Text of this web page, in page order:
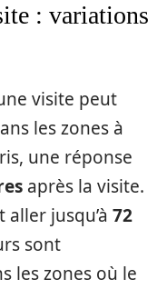
: variations
visite peut
les zones à
une réponse
après la visite.
aller jusqu’à 72
sont
les zones où le